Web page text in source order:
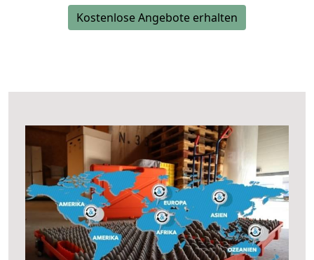
Kostenlose Angebote erhalten